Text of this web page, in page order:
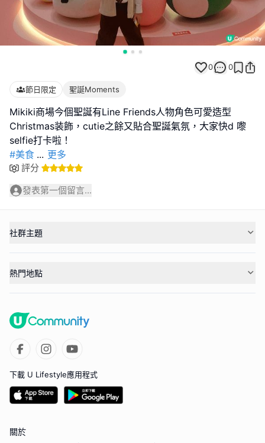
0 0
節日限定 聖誕Moments
Mikiki商場今個聖誕有Line Friends人物角色可愛造型
Christmas装飾，cutie之餘又貼合聖誕氣氛，大家快d 嚟
#美食 ... 更多
評分
發表第一個留言...
社群主題
熱門地點
下載 U Lifestyle應用程式
關於